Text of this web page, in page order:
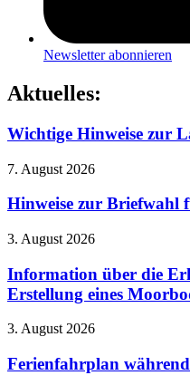
Newsletter abonnieren
Aktuelles:
Wichtige Hinweise zur
7. August 2026
Hinweise zur Briefwahl
3. August 2026
Information über die
Erstellung eines
3. August 2026
Ferienfahrplan